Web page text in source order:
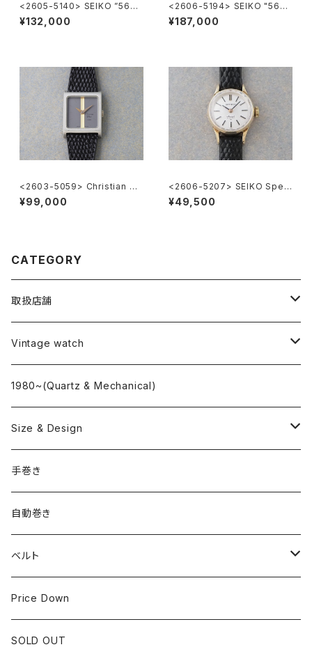
<2605-5140> SEIKO ”56K
S" KING SEIKO
¥132,000
<2606-5194> SEIKO "56G
S" Grand Seiko
¥187,000
<2603-5059> Christian Di
or
¥99,000
<2606-5207> SEIKO Speci
al
¥49,500
CATEGORY
取扱店舗
L o'clock
"delve"
Vintage watch
海外ブランド
OMEGA
ROLEX
国産ブランド
SEIKO
CITIZEN
1980~(Quartz & Mechanical)
Size & Design
~24.9mm
25mm~29.9mm
30mm~34.9mm
35mm~39.9mm
40mm~
手巻き
自動巻き
ベルト
HIRSCHベルト
SSブレスレット
Price Down
SOLD OUT